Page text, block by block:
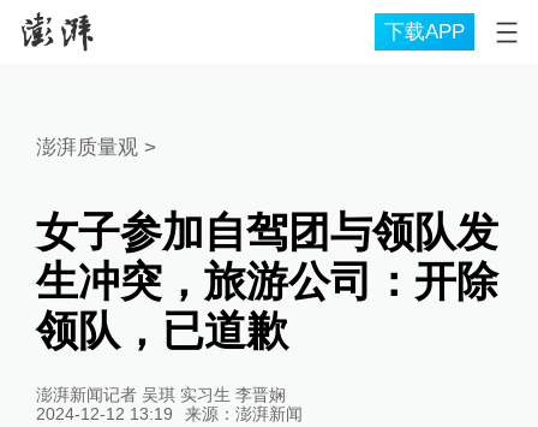
下载APP
澎湃质量观>
女子参加自驾团与领队发
生冲突，旅游公司：开除
领队，已道歉
澎湃新闻记者 吴琪 实习生 李晋娴
2024-12-12 13:19
来源： 澎湃新闻